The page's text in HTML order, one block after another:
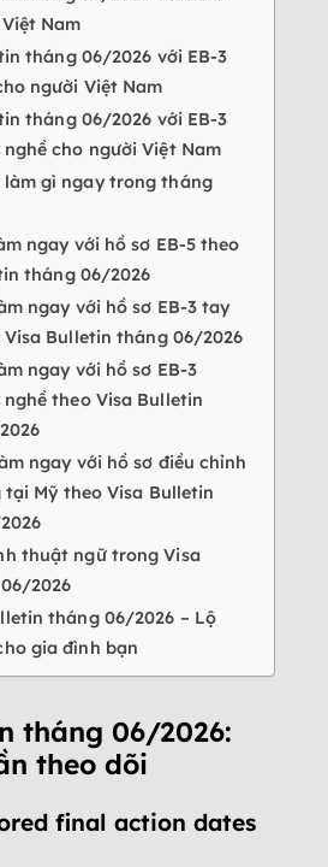
Nam
tháng 06/2026 với EB-3
người Việt Nam
tháng 06/2026 với EB-3
cho người Việt Nam
làm gì ngay trong tháng
ngay với hồ sơ EB-5 theo
tháng 06/2026
ngay với hồ sơ EB-3 tay
Visa Bulletin tháng 06/2026
ngay với hồ sơ EB-3
theo Visa Bulletin
ngay với hồ sơ điều chỉnh
Mỹ theo Visa Bulletin
thuật ngữ trong Visa
2026
tháng 06/2026 – Lộ
gia đình bạn
tháng 06/2026:
theo dõi
final action dates